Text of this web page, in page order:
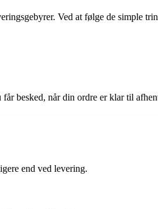
Ved at følge de simple
besked, når din ordre er klar til
end ved levering.